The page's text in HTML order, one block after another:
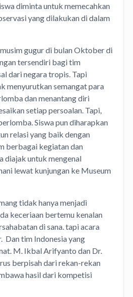
diminta untuk memecahkan
yang dilakukan di dalam
gugur di bulan Oktober di
tersendiri bagi tim
dari negara tropis. Tapi
menyurutkan semangat para
dan menantang diri
setiap persoalan. Tapi,
Siswa pun diharapkan
relasi yang baik dengan
berbagai kegiatan dan
diajak untuk mengenal
lewat kunjungan ke Museum
tidak hanya menjadi
keceriaan bertemu kenalan
di sana. tapi acara
Dan tim Indonesia yang
M. Ikbal Arifyanto dan Dr.
berpisah dari rekan-rekan
hasil dari kompetisi